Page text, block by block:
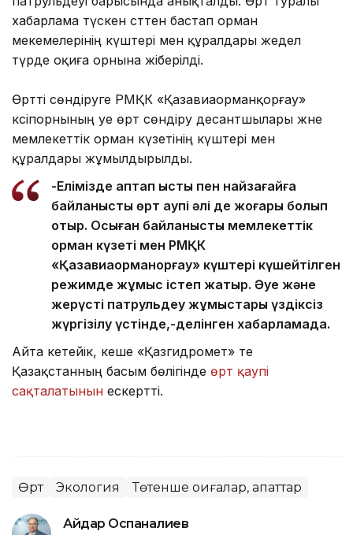
хабарлама түскен сәттен бастап орман
мекемелерінің күштері мен құралдары жедел
түрде оқиға орнына жіберілді.
Өртті сөндіруге РМҚК «Қазавиаорманқорғау»
кәсіпорнының әуе өрт сөндіру десантшылары және
мемлекеттік орман күзетінің күштері мен
құралдары жұмылдырылды.
-Елімізде аптап ыстық пен найзағайға
байланысты өрт қаупі әлі де жоғары болып
отыр. Осыған байланысты мемлекеттік
орман күзеті мен РМҚК
«Қазавиаорманқорғау» күштері күшейтілген
режимде жұмыс істеп жатыр. Әуе және
жерүсті патрульдеу жұмыстары үздіксіз
жүргізілу үстінде,-делінген хабарламада.
Айта кетейік, кеше «Қазгидромет» те
Қазақстанның басым бөлігінде өрт қаупі
сақталатынын ескертті.
Өрт Экология Төтенше оқиғалар, апаттар
Айдар Оспаналиев